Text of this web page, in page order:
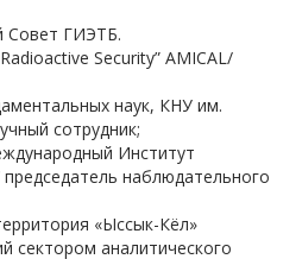
Совет ГИЭТБ.
Security” AMICAL/
наук, КНУ им.
сотрудник;
Институт
наблюдательного
«Ыссык-Кёл»
сектором аналитического